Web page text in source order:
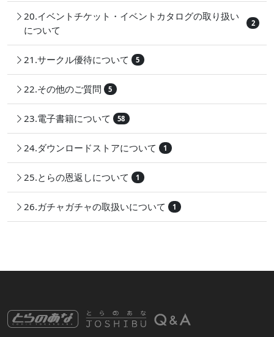
20.イベントチケット・イベントカタログの取り扱い
について
2
21.サークル優待について 5
22.その他のご質問 5
23.電子書籍について 58
24.ダウンロードストアについて 1
25.とらの恩返しについて 1
26.ガチャガチャの取扱いについて 1